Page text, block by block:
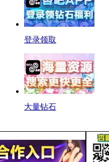
登录领取
大量钻石